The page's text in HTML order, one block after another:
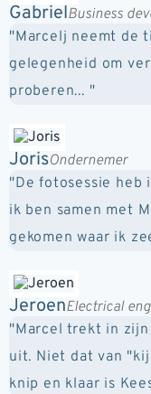
GabrielBusiness
"Marcelj neemt de
gelegenheid om
proberen... "
JorisOndernemer
"De fotosessie heb
ik ben samen met
gekomen waar ik
JeroenElectrical
"Marcel trekt in
uit. Niet dat van
knip en klaar is